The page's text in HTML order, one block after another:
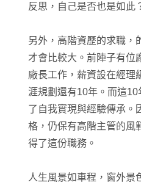
反思，自己是否也是如此
另外，高階資歷的求職，
才會比較大。前陣子有位
廠長工作，薪資設在經理
涯規劃還有10年。而這
了自我實現與經驗傳承。
格，仍保有高階主管的風
得了這份職務。
人生風景如車程，窗外景